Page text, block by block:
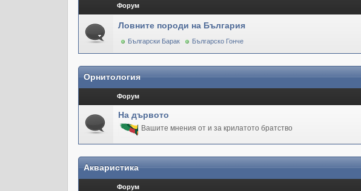
Форум
Ловните породи на България
Български Барак Българско Гонче
Орнитология
Форум
На дървото
Вашите мнения от и за крилатото братство
Акваристика
Форум